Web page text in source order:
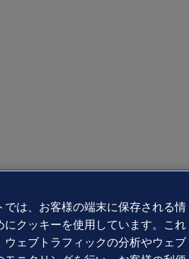
では、お客様の端末に保存される情
にクッキーを使用しています。これ
ウェブトラフィックの分析やウェブ